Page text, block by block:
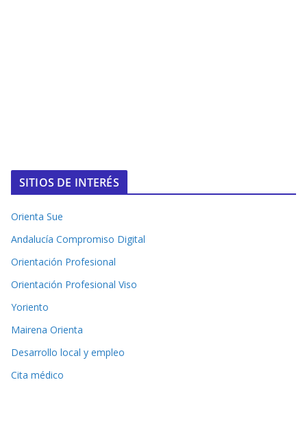
SITIOS DE INTERÉS
Orienta Sue
Andalucía Compromiso Digital
Orientación Profesional
Orientación Profesional Viso
Yoriento
Mairena Orienta
Desarrollo local y empleo
Cita médico